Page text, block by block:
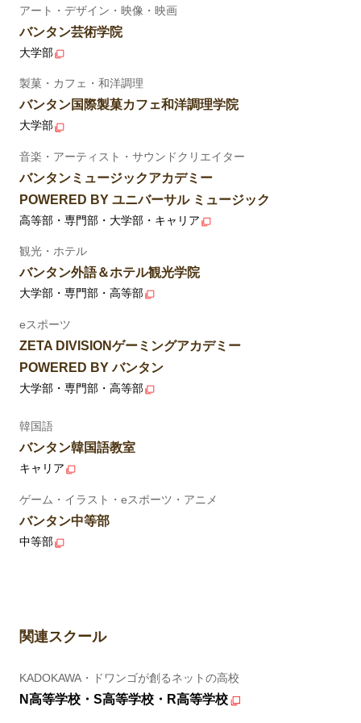
アート・デザイン・映像・映画
バンタン芸術学院
大学部
製菓・カフェ・和洋調理
バンタン国際製菓カフェ和洋調理学院
大学部
音楽・アーティスト・サウンドクリエイター
バンタンミュージックアカデミー
POWERED BY ユニバーサル ミュージック
高等部・専門部・大学部・キャリア
観光・ホテル
バンタン外語＆ホテル観光学院
大学部・専門部・高等部
eスポーツ
ZETA DIVISIONゲーミングアカデミー
POWERED BY バンタン
大学部・専門部・高等部
韓国語
バンタン韓国語教室
キャリア
ゲーム・イラスト・eスポーツ・アニメ
バンタン中等部
中等部
関連スクール
KADOKAWA・ドワンゴが創るネットの高校
N高等学校・S高等学校・R高等学校